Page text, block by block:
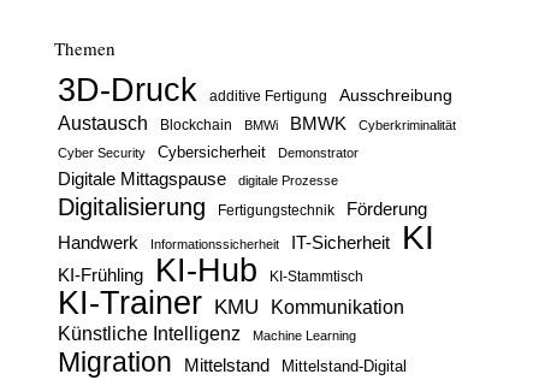
Themen
3D-Druck additive Fertigung Ausschreibung
Austausch Blockchain BMWi BMWK
Cyberkriminalität
Cyber Security
Cybersicherheit Demonstrator
Digitale Mittagspause digitale Prozesse
Digitalisierung Fertigungstechnik Förderung
Handwerk Informationssicherheit IT-Sicherheit KI
KI-Frühling KI-Hub KI-Stammtisch
KI-Trainer KMU
Kommunikation
Künstliche Intelligenz
Machine Learning
Migration Mittelstand Mittelstand-Digital